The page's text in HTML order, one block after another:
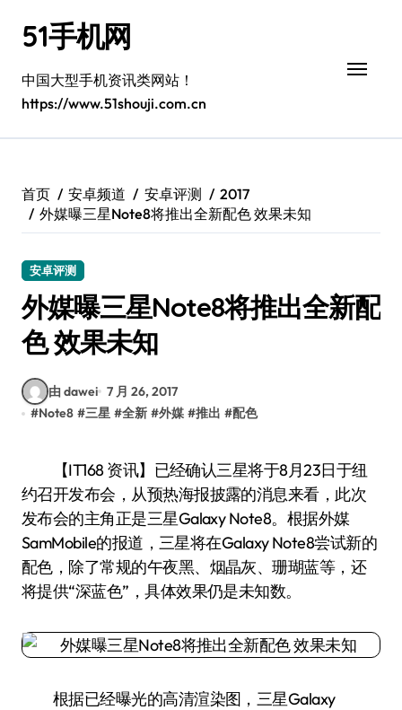
51手机网
中国大型手机资讯类网站！
https://www.51shouji.com.cn
首页 安卓频道 安卓评测
2017
外媒曝三星Note8将推出全新配色 效果未知
安卓评测
外媒曝三星Note8将推出全新配
色 效果未知
由 dawei 7 月 26, 2017
#Note8 #三星 #全新 #外媒 #推出 #配色
【IT168 资讯】已经确认三星将于8月23日于纽
约召开发布会，从预热海报披露的消息来看，此次
发布会的主角正是三星Galaxy Note8。根据外媒
SamMobile的报道，三星将在Galaxy Note8尝试新的
配色，除了常规的午夜黑、烟晶灰、珊瑚蓝等，还
将提供“深蓝色”，具体效果仍是未知数。
根据已经曝光的高清渲染图，三星Galaxy